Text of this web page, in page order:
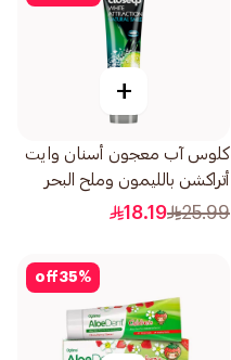
+
كلوس آب معجون أسنان وايت
أتراكشن بالليمون وملح البحر
75مل
25.99
18.19
35%
off